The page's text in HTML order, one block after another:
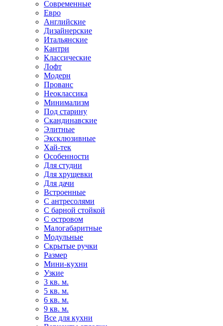
Современные
Евро
Английские
Дизайнерские
Итальянские
Кантри
Классические
Лофт
Модерн
Прованс
Неоклассика
Минимализм
Под старину
Скандинавские
Элитные
Эксклюзивные
Хай-тек
Особенности
Для студии
Для хрущевки
Для дачи
Встроенные
С антресолями
С барной стойкой
С островом
Малогабаритные
Модульные
Скрытые ручки
Размер
Мини-кухни
Узкие
3 кв. м.
5 кв. м.
6 кв. м.
9 кв. м.
Все для кухни